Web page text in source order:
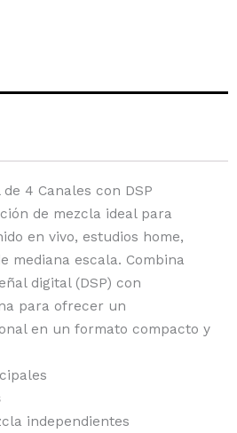
4 Canales con DSP
de mezcla ideal para
en vivo, estudios home,
mediana escala. Combina
digital (DSP) con
para ofrecer un
en un formato compacto y
independientes